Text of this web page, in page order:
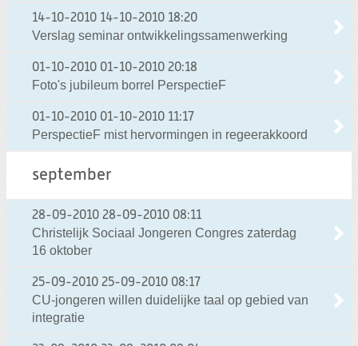
14-10-2010 14-10-2010 18:20
Verslag seminar ontwikkelingssamenwerking
01-10-2010 01-10-2010 20:18
Foto's jubileum borrel PerspectieF
01-10-2010 01-10-2010 11:17
PerspectieF mist hervormingen in regeerakkoord
september
28-09-2010 28-09-2010 08:11
Christelijk Sociaal Jongeren Congres zaterdag
16 oktober
25-09-2010 25-09-2010 08:17
CU-jongeren willen duidelijke taal op gebied van
integratie